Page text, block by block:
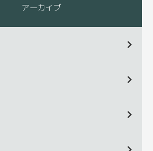
アーカイブ